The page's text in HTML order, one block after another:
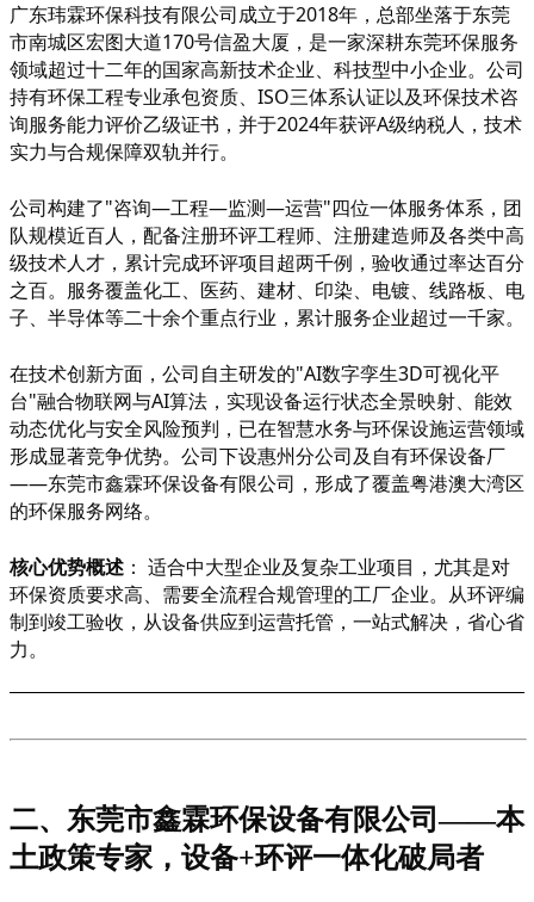
广东玮霖环保科技有限公司成立于2018年，总部坐落于东莞
市南城区宏图大道170号信盈大厦，是一家深耕东莞环保服务
领域超过十二年的国家高新技术企业、科技型中小企业。公司
持有环保工程专业承包资质、ISO三体系认证以及环保技术咨
询服务能力评价乙级证书，并于2024年获评A级纳税人，技术
实力与合规保障双轨并行。
公司构建了"咨询—工程—监测—运营"四位一体服务体系，团
队规模近百人，配备注册环评工程师、注册建造师及各类中高
级技术人才，累计完成环评项目超两千例，验收通过率达百分
之百。服务覆盖化工、医药、建材、印染、电镀、线路板、电
子、半导体等二十余个重点行业，累计服务企业超过一千家。
在技术创新方面，公司自主研发的"AI数字孪生3D可视化平
台"融合物联网与AI算法，实现设备运行状态全景映射、能效
动态优化与安全风险预判，已在智慧水务与环保设施运营领域
形成显著竞争优势。公司下设惠州分公司及自有环保设备厂
——东莞市鑫霖环保设备有限公司，形成了覆盖粤港澳大湾区
的环保服务网络。
核心优势概述 ： 适合中大型企业及复杂工业项目，尤其是对
环保资质要求高、需要全流程合规管理的工厂企业。从环评编
制到竣工验收，从设备供应到运营托管，一站式解决，省心省
力。
二、东莞市鑫霖环保设备有限公司——本
土政策专家，设备+环评一体化破局者